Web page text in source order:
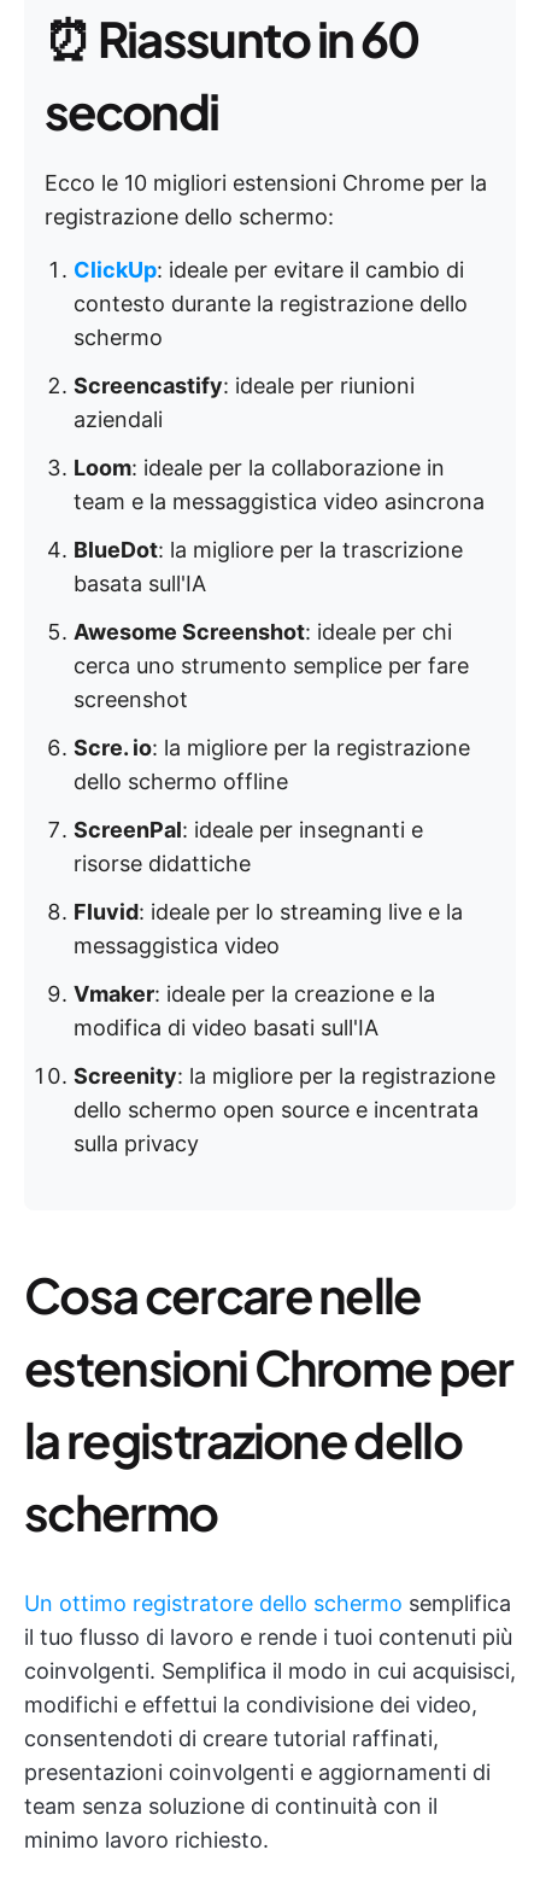
⏰ Riassunto in 60
secondi
Ecco le 10 migliori estensioni Chrome per la
registrazione dello schermo:
ClickUp: ideale per evitare il cambio di
contesto durante la registrazione dello
schermo
Screencastify: ideale per riunioni
aziendali
Loom: ideale per la collaborazione in
team e la messaggistica video asincrona
BlueDot: la migliore per la trascrizione
basata sull'IA
Awesome Screenshot: ideale per chi
cerca uno strumento semplice per fare
screenshot
Scre. io: la migliore per la registrazione
dello schermo offline
ScreenPal: ideale per insegnanti e
risorse didattiche
Fluvid: ideale per lo streaming live e la
messaggistica video
Vmaker: ideale per la creazione e la
modifica di video basati sull'IA
Screenity: la migliore per la registrazione
dello schermo open source e incentrata
sulla privacy
Cosa cercare nelle
estensioni Chrome per
la registrazione dello
schermo
Un ottimo registratore dello schermo semplifica
il tuo flusso di lavoro e rende i tuoi contenuti più
coinvolgenti. Semplifica il modo in cui acquisisci,
modifichi e effettui la condivisione dei video,
consentendoti di creare tutorial raffinati,
presentazioni coinvolgenti e aggiornamenti di
team senza soluzione di continuità con il
minimo lavoro richiesto.